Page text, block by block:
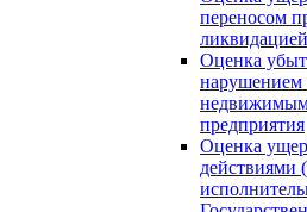
переносом
ликвидацией
Оценка
нарушением
предприятия
Оценка
действиями